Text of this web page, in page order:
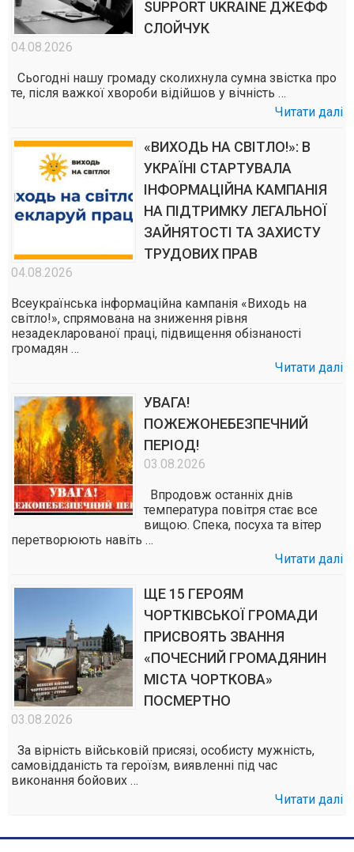
SUPPORT UKRAINE ДЖЕФФ
СЛОЙЧУК
04.08.2026
Сьогодні нашу громаду сколихнула сумна звістка про
те, після важкої хвороби відійшов у вічність …
Читати далі
«ВИХОДЬ НА СВІТЛО!»: В
УКРАЇНІ СТАРТУВАЛА
ІНФОРМАЦІЙНА КАМПАНІЯ
НА ПІДТРИМКУ ЛЕГАЛЬНОЇ
ЗАЙНЯТОСТІ ТА ЗАХИСТУ
ТРУДОВИХ ПРАВ
04.08.2026
Всеукраїнська інформаційна кампанія «Виходь на
світло!», спрямована на зниження рівня
незадекларованої праці, підвищення обізнаності
громадян …
Читати далі
УВАГА!
ПОЖЕЖОНЕБЕЗПЕЧНИЙ
ПЕРІОД!
03.08.2026
Впродовж останніх днів
температура повітря стає все
вищою. Спека, посуха та вітер
перетворюють навіть …
Читати далі
ЩЕ 15 ГЕРОЯМ
ЧОРТКІВСЬКОЇ ГРОМАДИ
ПРИСВОЯТЬ ЗВАННЯ
«ПОЧЕСНИЙ ГРОМАДЯНИН
МІСТА ЧОРТКОВА»
ПОСМЕРТНО
03.08.2026
За вірність військовій присязі, особисту мужність,
самовідданість та героїзм, виявленні під час
виконання бойових …
Читати далі